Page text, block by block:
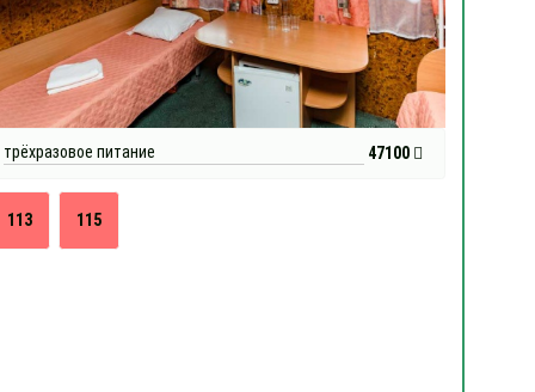
трёхразовое питание 47100
113 115